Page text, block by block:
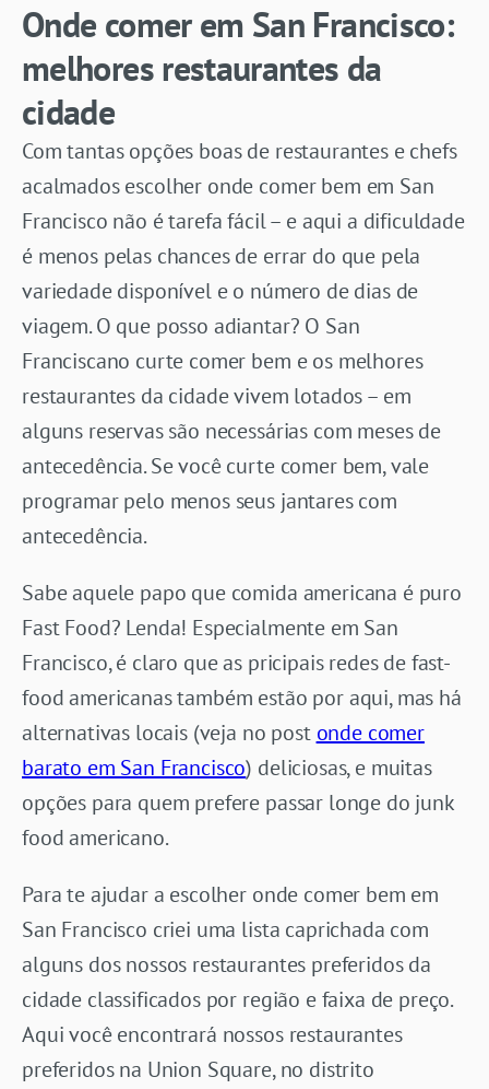
Onde comer em San Francisco:
melhores restaurantes da
cidade
Com tantas opções boas de restaurantes e chefs
acalmados escolher onde comer bem em San
Francisco não é tarefa fácil – e aqui a dificuldade
é menos pelas chances de errar do que pela
variedade disponível e o número de dias de
viagem. O que posso adiantar? O San
Franciscano curte comer bem e os melhores
restaurantes da cidade vivem lotados – em
alguns reservas são necessárias com meses de
antecedência. Se você curte comer bem, vale
programar pelo menos seus jantares com
antecedência.
Sabe aquele papo que comida americana é puro
Fast Food? Lenda! Especialmente em San
Francisco, é claro que as pricipais redes de fast-
food americanas também estão por aqui, mas há
alternativas locais (veja no post onde comer
barato em San Francisco) deliciosas, e muitas
opções para quem prefere passar longe do junk
food americano.
Para te ajudar a escolher onde comer bem em
San Francisco criei uma lista caprichada com
alguns dos nossos restaurantes preferidos da
cidade classificados por região e faixa de preço.
Aqui você encontrará nossos restaurantes
preferidos na Union Square, no distrito